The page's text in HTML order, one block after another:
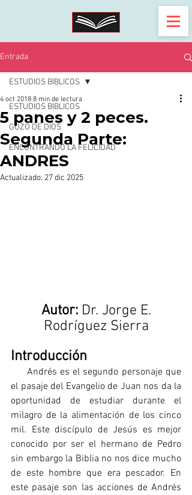
Entrada
ESTUDIOS BIBLICOS
GOZO DE DIOS
ENCONTRANDO LA FELICIDAD
ESTUDIOS BIBLICOS
5 panes y 2 peces.
Segunda Parte:
ANDRES
4 oct 2018 8 min de lectura
Actualizado: 27 dic 2025
Autor: Dr. Jorge E.
Rodríguez Sierra
Introducción
el pasaje del Evangelio de Juan nos da la
oportunidad de estudiar durante el
milagro de la alimentación de los cinco
mil. Este discípulo de Jesús es mejor
conocido por ser el hermano de Pedro
sin embargo la Biblia no nos dice mucho
de este hombre que era pescador. En
este pasaje son las acciones de Andrés